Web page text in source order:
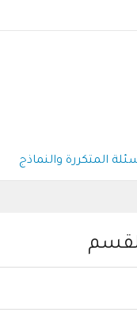
المتكررة والنماذج